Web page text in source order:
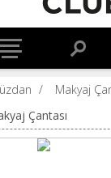
/ Makyaj
Çantası